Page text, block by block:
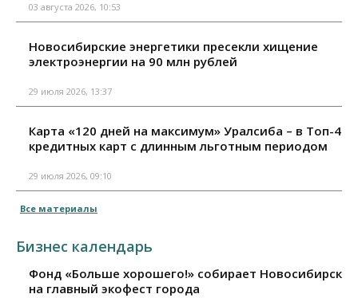
03 августа 2026, 10:53
Новосибирские энергетики пресекли хищение
электроэнергии на 90 млн рублей
29 июля 2026, 13:37
Карта «120 дней на максимум» Уралсиба – в Топ-4
кредитных карт с длинным льготным периодом
29 июля 2026, 09:10
Все материалы
Бизнес календарь
Фонд «Больше хорошего!» собирает Новосибирск
на главный экофест города